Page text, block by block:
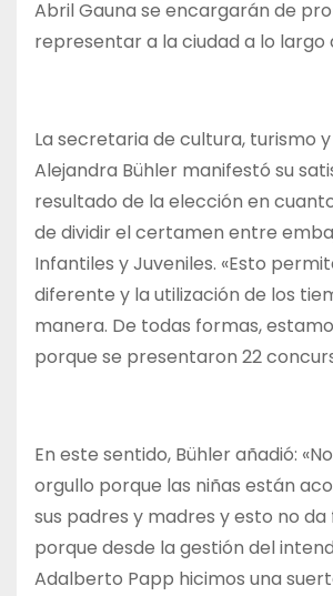
Abril Gauna se encargarán de
representar a la ciudad a lo largo
La secretaria de cultura, turismo
Alejandra Bühler manifestó su
resultado de la elección en
de dividir el certamen entre
Infantiles y Juveniles. «Esto
diferente y la utilización de los
manera. De todas formas,
porque se presentaron 22
En este sentido, Bühler añadió:
orgullo porque las niñas están
sus padres y madres y esto no
porque desde la gestión del
Adalberto Papp hicimos una